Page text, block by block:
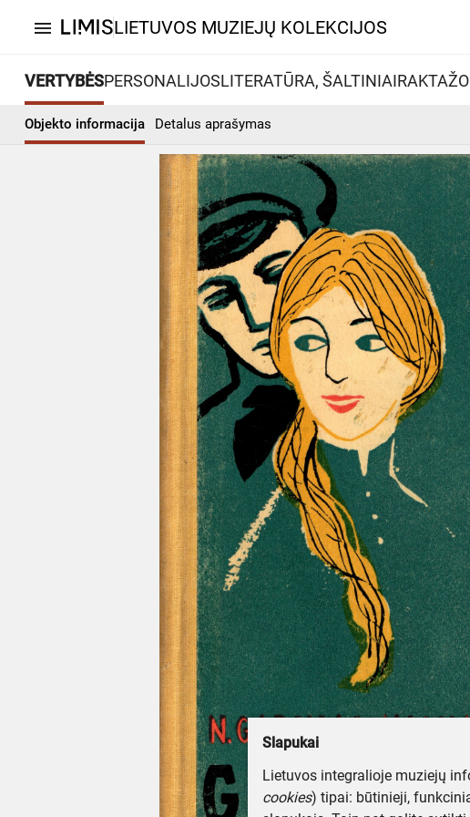
menu LIETUVOS MUZIEJŲ KOLEKCIJOS
VERTYBĖSPERSONALIJOSLITERATŪRA, ŠALTINIAI
Objekto informacija Detalus aprašymas
Slapukai
Lietuvos integralioje muziejų
cookies) tipai: būtinieji,